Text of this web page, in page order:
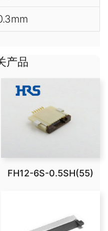
产品
FH12-6S-0.5SH(55)